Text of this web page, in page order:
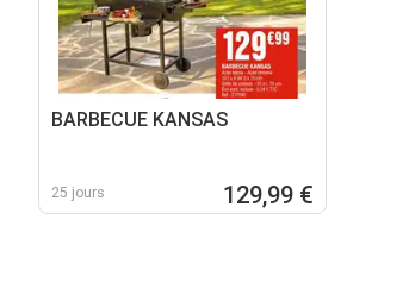
BARBECUE KANSAS
25 jours 129,99 €